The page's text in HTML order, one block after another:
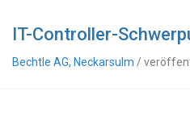
IT-Controller-
Bechtle AG, Neckarsulm /